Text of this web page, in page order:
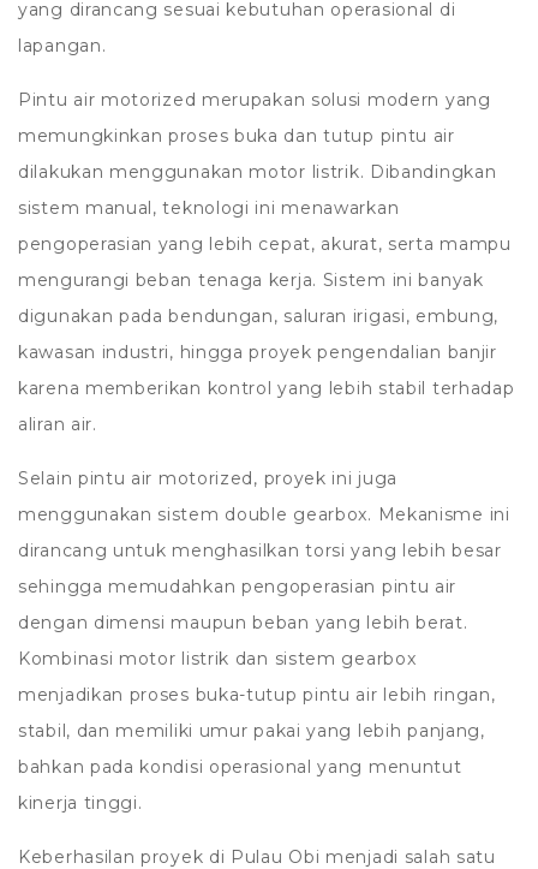
yang dirancang sesuai kebutuhan operasional di
lapangan.
Pintu air motorized merupakan solusi modern yang
memungkinkan proses buka dan tutup pintu air
dilakukan menggunakan motor listrik. Dibandingkan
sistem manual, teknologi ini menawarkan
pengoperasian yang lebih cepat, akurat, serta mampu
mengurangi beban tenaga kerja. Sistem ini banyak
digunakan pada bendungan, saluran irigasi, embung,
kawasan industri, hingga proyek pengendalian banjir
karena memberikan kontrol yang lebih stabil terhadap
aliran air.
Selain pintu air motorized, proyek ini juga
menggunakan sistem double gearbox. Mekanisme ini
dirancang untuk menghasilkan torsi yang lebih besar
sehingga memudahkan pengoperasian pintu air
dengan dimensi maupun beban yang lebih berat.
Kombinasi motor listrik dan sistem gearbox
menjadikan proses buka-tutup pintu air lebih ringan,
stabil, dan memiliki umur pakai yang lebih panjang,
bahkan pada kondisi operasional yang menuntut
kinerja tinggi.
Keberhasilan proyek di Pulau Obi menjadi salah satu